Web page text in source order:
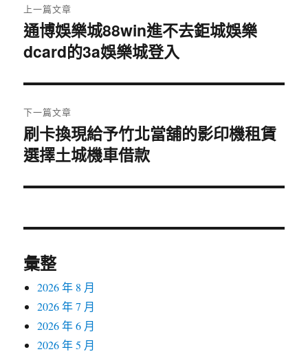
章
導
覽
上一篇文章
上
一
文
章:
通博娛樂城88win進不去鉅城娛樂
dcard的3a娛樂城登入
下一篇文章
下
一
文
刷卡換現給予竹北當舖的影印機租賃
選擇土城機車借款
彙整
2026 年 8 月
2026 年 7 月
2026 年 6 月
2026 年 5 月